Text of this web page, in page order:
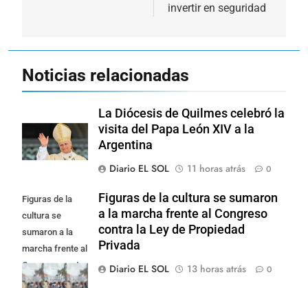
invertir en seguridad
Noticias relacionadas
La Diócesis de Quilmes celebró la
visita del Papa León XIV a la
Argentina
Diario EL SOL
11 horas atrás 0
Figuras de la
cultura se
sumaron a la
marcha frente al
Congreso contra
la Ley de
Figuras de la cultura se sumaron
a la marcha frente al Congreso
contra la Ley de Propiedad
Privada
Diario EL SOL
13 horas atrás 0